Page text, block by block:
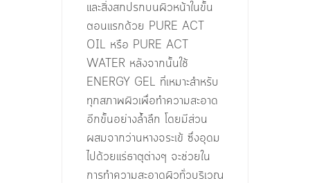
และสิ่งสกปรกบนผิวหน้าในขั้น
ตอนแรกด้วย PURE ACT
OIL หรือ PURE ACT
WATER หลังจากนั้นใช้
ENERGY GEL ที่เหมาะสำหรับ
ทุกสภาพผิวเพื่อทำความสะอาด
อีกขั้นอย่างล้ำลึก โดยมีส่วน
ผสมจากว่านหางจระเข้ ซึ่งอุดม
ไปด้วยแร่ธาตุต่างๆ จะช่วยใน
การทำความสะอาดผิวทั่วบริเวณ